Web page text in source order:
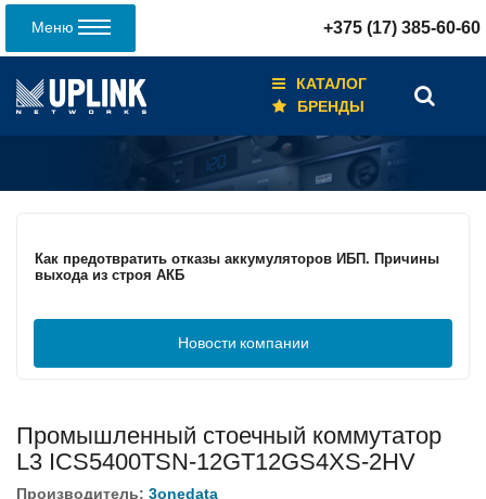
Меню +375 (17) 385-60-60
КАТАЛОГ
БРЕНДЫ
Кабели для промышленных сетей в новом каталоге ANC
Как предотвратить отказы аккумуляторов ИБП. Причины
выхода из строя АКБ
С 3–4 ноября 2025 г. инвентаризация на складе. Отгрузка
товара производиться не будет!
ИБП с мощным зарядным устройством и
масштабируемым временем автономной работы в
зависимости от подключаемых внешних АКБ
Новости компании
Промышленный стоечный коммутатор
L3 ICS5400TSN-12GT12GS4XS-2HV
Производитель: 3onedata